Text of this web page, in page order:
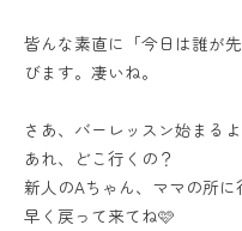
皆んな素直に「今日は誰が
びます。凄いね。
さあ、バーレッスン始まるよ
あれ、どこ行くの？
新人のAちゃん、ママの所に
早く戻って来てね🩷